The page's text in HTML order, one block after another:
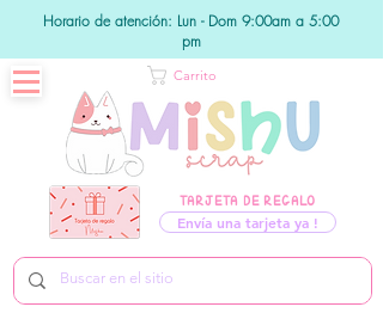
Horario de atención: Lun - Dom 9:00am a 5:00
pm
TARJETA DE REGALO
Envía una tarjeta ya !
Carrito